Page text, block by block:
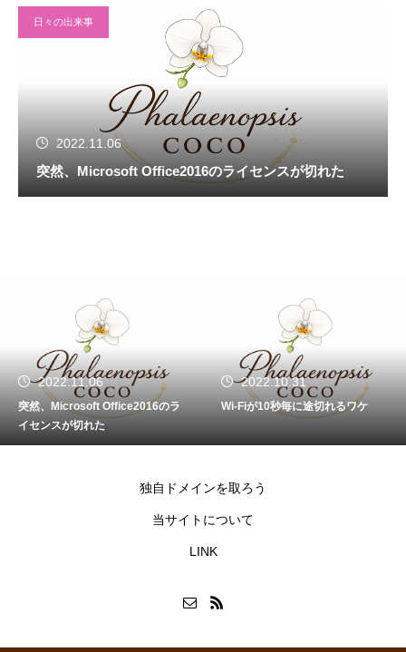
日々の出来事
2022.11.06
突然、Microsoft Office2016のライセンスが切れた
2022.11.06
突然、Microsoft Office2016のラ
イセンスが切れた
2022.10.31
Wi-Fiが10秒毎に途切れるワケ
独自ドメインを取ろう
当サイトについて
LINK